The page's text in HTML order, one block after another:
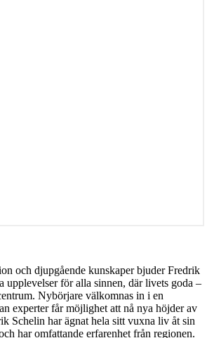
och djupgående kunskaper bjuder Fredrik
upplevelser för alla sinnen, där livets goda –
Nybörjare välkomnas in i en
experter får möjlighet att nå nya höjder av
Schelin har ägnat hela sitt vuxna liv åt sin
har omfattande erfarenhet från regionen.